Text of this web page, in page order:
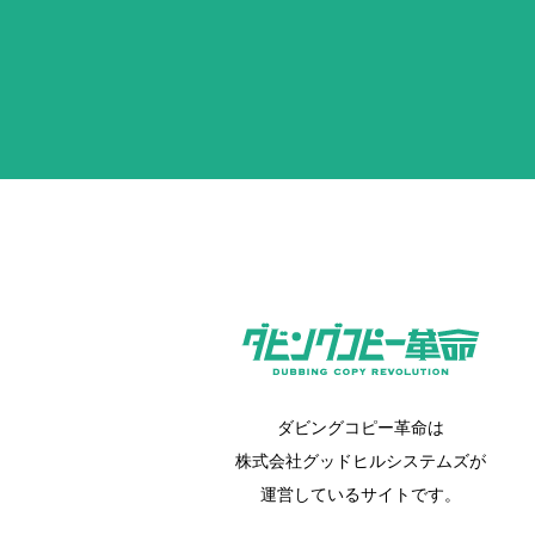
ダビングコピー革命は
株式会社グッドヒルシステムズが
運営しているサイトです。